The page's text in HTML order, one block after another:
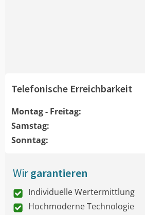
Telefonische Erreichbarkeit
Montag - Freitag:
Samstag:
Sonntag:
Wirgarantieren
Individuelle Wertermittlung
Hochmoderne Technologie